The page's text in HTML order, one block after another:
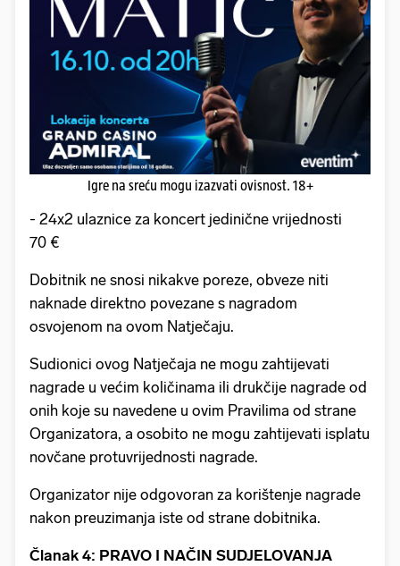
Igre na sreću mogu izazvati ovisnost. 18+
- 24x2 ulaznice za koncert jedinične vrijednosti
70 €
Dobitnik ne snosi nikakve poreze, obveze niti
naknade direktno povezane s nagradom
osvojenom na ovom Natječaju.
Sudionici ovog Natječaja ne mogu zahtijevati
nagrade u većim količinama ili drukčije nagrade od
onih koje su navedene u ovim Pravilima od strane
Organizatora, a osobito ne mogu zahtijevati isplatu
novčane protuvrijednosti nagrade.
Organizator nije odgovoran za korištenje nagrade
nakon preuzimanja iste od strane dobitnika.
Članak 4: PRAVO I NAČIN SUDJELOVANJA